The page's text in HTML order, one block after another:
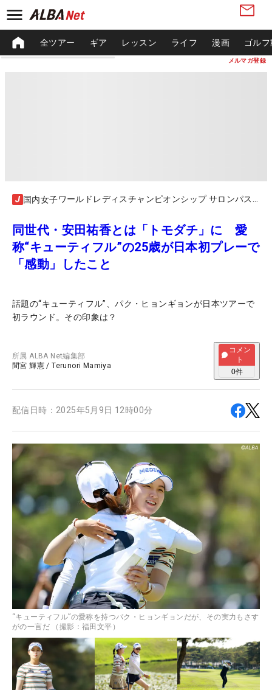
メルマガ登録
全ツアー ギア レッスン ライフ 漫画 ゴル
国内女子
同世代・安田祐香とは「トモダチ」に 愛
称“キューティフル”の25歳が日本初プレーで
「感動」したこと
話題の“キューティフル”、パク・ヒョンギョンが日本ツアーで
初ラウンド。その印象は？
所属ALBA Net編集部
間宮 輝憲 /Terunori Mamiya
コメン
ト
0件
配信日時： 2025年5月9日 12時00分
“キューティフル”の愛称を持つパク・ヒョンギョンだが、その実力もさす
がの一言だ （撮影：福田文平）